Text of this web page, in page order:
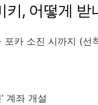
키, 어떻게 받
카 소진 시까지 (선
계좌 개설